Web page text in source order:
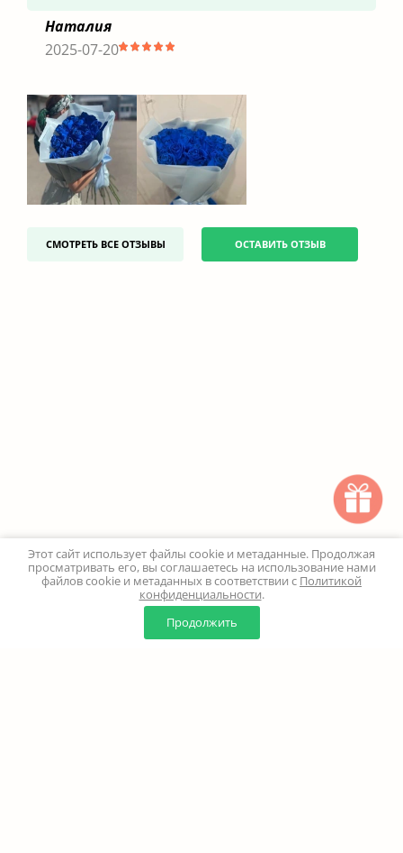
Наталия
2025-07-20
СМОТРЕТЬ ВСЕ ОТЗЫВЫ ОСТАВИТЬ ОТЗЫВ
0
Корзина
Этот сайт использует файлы cookie и метаданные. Продолжая
просматривать его, вы соглашаетесь на использование нами
файлов cookie и метаданных в соответствии с Политикой
конфиденциальности.
Продолжить